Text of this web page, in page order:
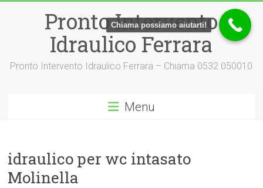
Pronto Intervento
Idraulico Ferrara
Pronto Intervento Idraulico Ferrara – Chiama 0532 050010
Menu
idraulico per wc intasato
Molinella
Chiama possiamo aiutarti!